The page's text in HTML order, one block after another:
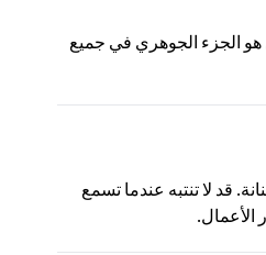
هو الجزء الجوهري في جميع
قد لا تنتبه عندما تسمع
الأعمال.